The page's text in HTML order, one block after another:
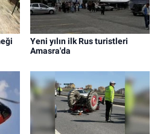
Yeni yılın ilk Rus turistleri
Amasra'da